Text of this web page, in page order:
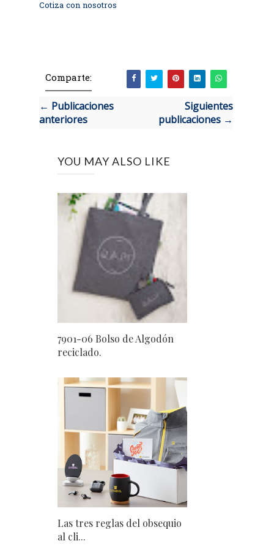
Cotiza con nosotros
Comparte:
← Publicaciones
anteriores
Siguientes
publicaciones →
YOU MAY ALSO LIKE
7901-06 Bolso de Algodón
reciclado.
Las tres reglas del obsequio
al cli...